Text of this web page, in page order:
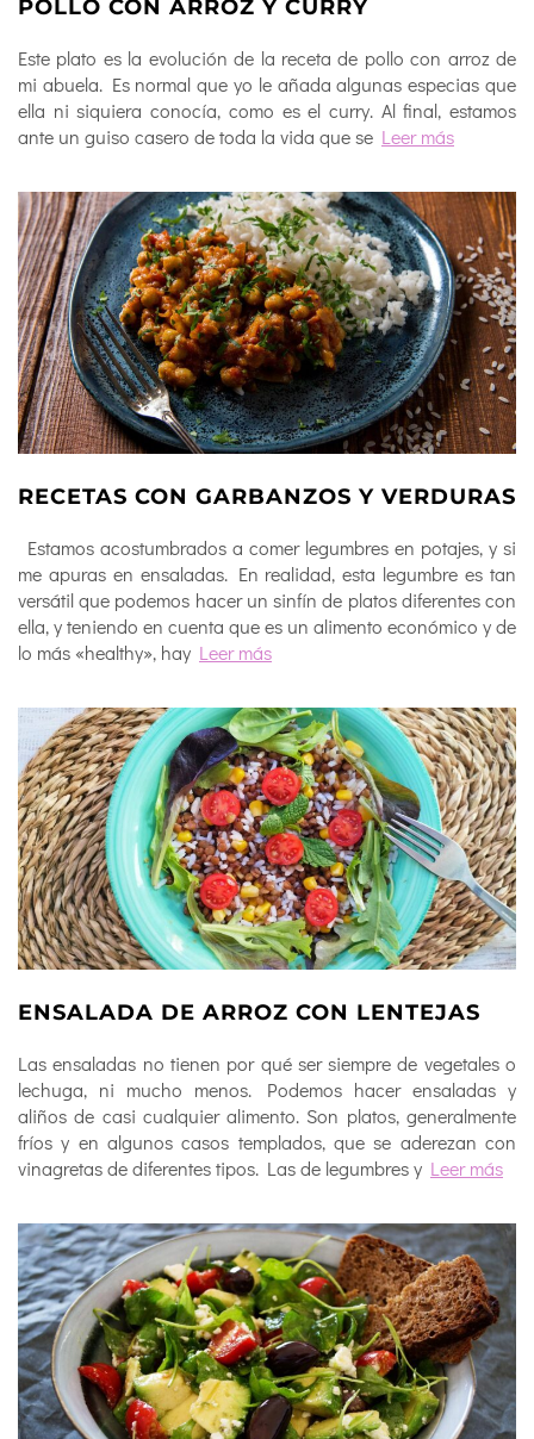
POLLO CON ARROZ Y CURRY
Este plato es la evolución de la receta de pollo con arroz de
mi abuela. Es normal que yo le añada algunas especias que
ella ni siquiera conocía, como es el curry. Al final, estamos
ante un guiso casero de toda la vida que se Leer más
RECETAS CON GARBANZOS Y VERDURAS
Estamos acostumbrados a comer legumbres en potajes, y si
me apuras en ensaladas. En realidad, esta legumbre es tan
versátil que podemos hacer un sinfín de platos diferentes con
ella, y teniendo en cuenta que es un alimento económico y de
lo más «healthy», hay Leer más
ENSALADA DE ARROZ CON LENTEJAS
Las ensaladas no tienen por qué ser siempre de vegetales o
lechuga, ni mucho menos. Podemos hacer ensaladas y
aliños de casi cualquier alimento. Son platos, generalmente
fríos y en algunos casos templados, que se aderezan con
vinagretas de diferentes tipos. Las de legumbres y Leer más